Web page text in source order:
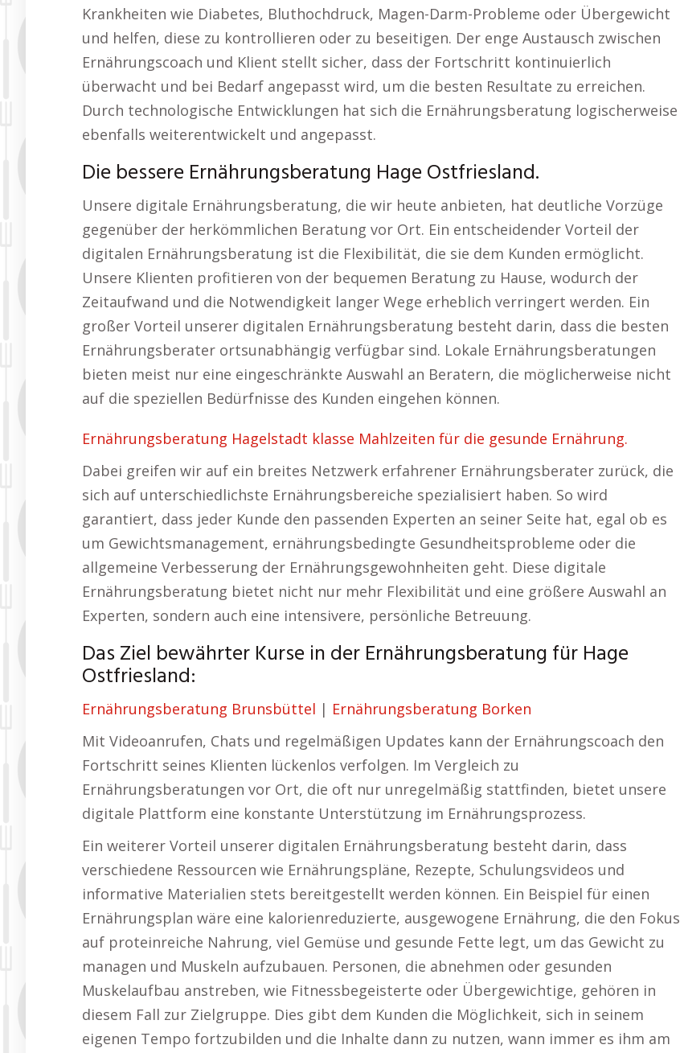
Krankheiten wie Diabetes, Bluthochdruck, Magen-Darm-Probleme oder Übergewicht
und helfen, diese zu kontrollieren oder zu beseitigen. Der enge Austausch zwischen
Ernährungscoach und Klient stellt sicher, dass der Fortschritt kontinuierlich
überwacht und bei Bedarf angepasst wird, um die besten Resultate zu erreichen.
Durch technologische Entwicklungen hat sich die Ernährungsberatung logischerweise
ebenfalls weiterentwickelt und angepasst.
Die bessere Ernährungsberatung Hage Ostfriesland.
Unsere digitale Ernährungsberatung, die wir heute anbieten, hat deutliche Vorzüge
gegenüber der herkömmlichen Beratung vor Ort. Ein entscheidender Vorteil der
digitalen Ernährungsberatung ist die Flexibilität, die sie dem Kunden ermöglicht.
Unsere Klienten profitieren von der bequemen Beratung zu Hause, wodurch der
Zeitaufwand und die Notwendigkeit langer Wege erheblich verringert werden. Ein
großer Vorteil unserer digitalen Ernährungsberatung besteht darin, dass die besten
Ernährungsberater ortsunabhängig verfügbar sind. Lokale Ernährungsberatungen
bieten meist nur eine eingeschränkte Auswahl an Beratern, die möglicherweise nicht
auf die speziellen Bedürfnisse des Kunden eingehen können.
Ernährungsberatung Hagelstadt klasse Mahlzeiten für die gesunde Ernährung.
Dabei greifen wir auf ein breites Netzwerk erfahrener Ernährungsberater zurück, die
sich auf unterschiedlichste Ernährungsbereiche spezialisiert haben. So wird
garantiert, dass jeder Kunde den passenden Experten an seiner Seite hat, egal ob es
um Gewichtsmanagement, ernährungsbedingte Gesundheitsprobleme oder die
allgemeine Verbesserung der Ernährungsgewohnheiten geht. Diese digitale
Ernährungsberatung bietet nicht nur mehr Flexibilität und eine größere Auswahl an
Experten, sondern auch eine intensivere, persönliche Betreuung.
Das Ziel bewährter Kurse in der Ernährungsberatung für Hage
Ostfriesland:
Ernährungsberatung Brunsbüttel | Ernährungsberatung Borken
Mit Videoanrufen, Chats und regelmäßigen Updates kann der Ernährungscoach den
Fortschritt seines Klienten lückenlos verfolgen. Im Vergleich zu
Ernährungsberatungen vor Ort, die oft nur unregelmäßig stattfinden, bietet unsere
digitale Plattform eine konstante Unterstützung im Ernährungsprozess.
Ein weiterer Vorteil unserer digitalen Ernährungsberatung besteht darin, dass
verschiedene Ressourcen wie Ernährungspläne, Rezepte, Schulungsvideos und
informative Materialien stets bereitgestellt werden können. Ein Beispiel für einen
Ernährungsplan wäre eine kalorienreduzierte, ausgewogene Ernährung, die den Fokus
auf proteinreiche Nahrung, viel Gemüse und gesunde Fette legt, um das Gewicht zu
managen und Muskeln aufzubauen. Personen, die abnehmen oder gesunden
Muskelaufbau anstreben, wie Fitnessbegeisterte oder Übergewichtige, gehören in
diesem Fall zur Zielgruppe. Dies gibt dem Kunden die Möglichkeit, sich in seinem
eigenen Tempo fortzubilden und die Inhalte dann zu nutzen, wann immer es ihm am